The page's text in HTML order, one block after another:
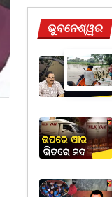
ଭୁବନେଶ୍ୱର